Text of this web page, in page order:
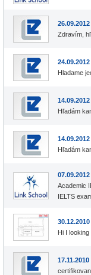
Zdravím,
Hladame
Hľadám
Hľadám
Academic
IELTS
Hi I